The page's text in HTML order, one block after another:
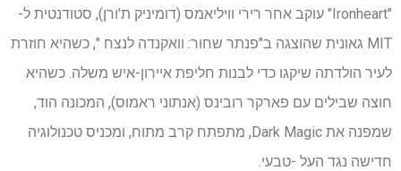
"Ironheart" עוקב אחר רירי וויליאמס (דומיניק ת'ורן), סטודנטית ל-
MIT גאונית שהוצגה ב"פנתר שחור: וואקנדה לנצח ", כשהיא חוזרת
לעיר הולדתה שיקגו כדי לבנות חליפת איירון-איש משלה. כשהיא
חוצה שבילים עם פארקר רובינס (אנתוני ראמוס), המכונה הוד,
שמפנה את Dark Magic, מתפתח קרב מתוח, ומכניס טכנולוגיה
חדישה נגד העל -טבעי.